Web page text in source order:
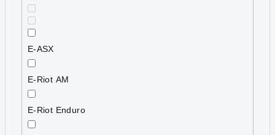
E-ASX
E-Riot AM
E-Riot Enduro